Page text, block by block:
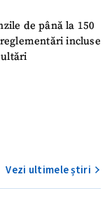
de până la 150
incluse
Vezi ultimele știri